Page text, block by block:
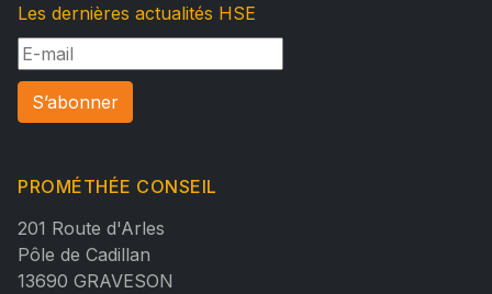
Les dernières actualités HSE
S’abonner
PROMÉTHÉE CONSEIL
201 Route d'Arles
Pôle de Cadillan
13690 GRAVESON